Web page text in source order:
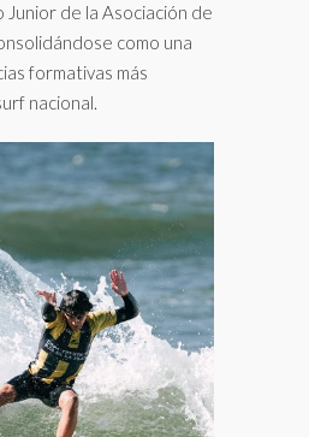
de la Asociación de
como una
formativas más
nacional.